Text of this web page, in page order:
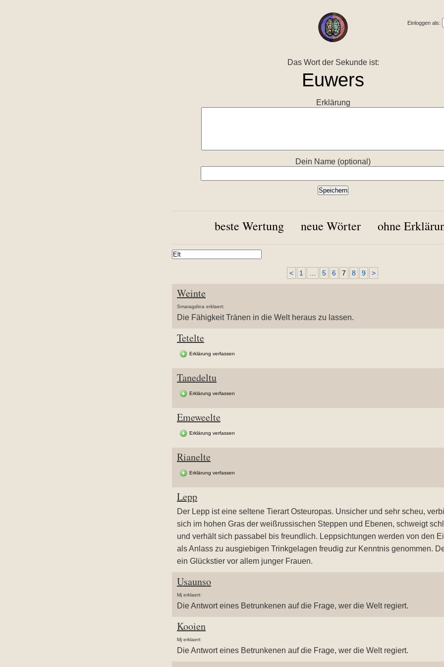
Einloggen als:
Das Wort der Sekunde ist:
Erklärung
Dein Name (optional)
beste Wertung neue Wörter ohne
< 1 5 6 7 8 9 >
Weinte
Smaragdina erklaert:
Die Fähigkeit Tränen in die Welt heraus zu lassen.
Tetelte
Erklärung verfassen
Tanedeltu
Erklärung verfassen
Emeweelte
Erklärung verfassen
Rianelte
Erklärung verfassen
Lepp
Der Lepp ist eine seltene Tierart Osteuropas. Unsicher und sehr scheu,
sich im hohen Gras der weißrussischen Steppen und Ebenen, schweigt
und verhält sich passabel bis freundlich. Leppsichtungen werden von den
als Anlass zu ausgiebigen Trinkgelagen freudig zur Kenntnis genommen.
ein Glückstier vor allem junger Frauen.
Usaunso
Mj erklaert:
Die Antwort eines Betrunkenen auf die Frage, wer die Welt regiert.
Kooien
Mj erklaert:
Die Antwort eines Betrunkenen auf die Frage, wer die Welt regiert.